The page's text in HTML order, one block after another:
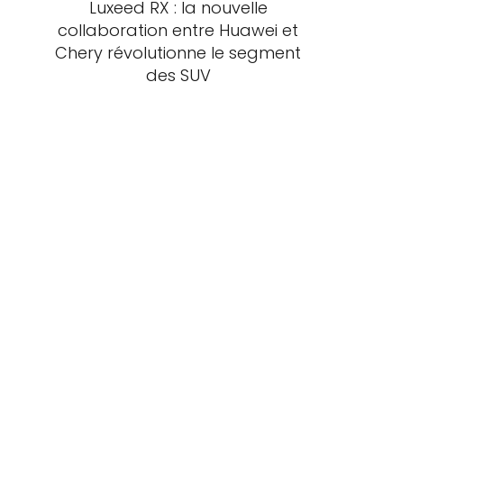
Luxeed RX : la nouvelle
collaboration entre Huawei et
Chery révolutionne le segment
des SUV